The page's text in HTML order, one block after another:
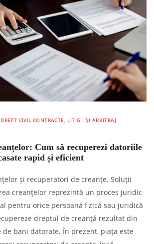
DREPT CIVIL CONTRACTE, LITIGII ȘI ARBITRAJ
Cum să recuperezi datoriile
rapid și eficient
și recuperatori de creanțe. Soluții
creanțelor reprezintă un proces juridic
pentru orice persoană fizică sau juridică
dreptul de creanță rezultat din
bani datorate. În prezent, piața este